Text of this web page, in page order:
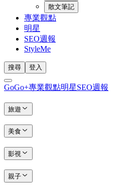
散文筆記
專業觀點
明星
SEO週報
StyleMe
搜尋 登入
GoGo+專業觀點明星SEO週報
旅遊
美食
影視
親子